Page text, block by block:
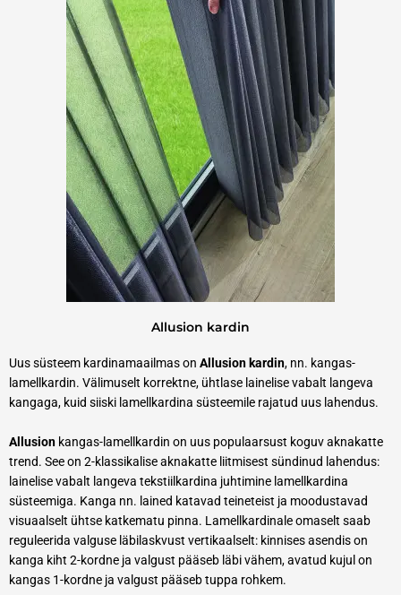
Allusion kardin
Uus süsteem kardinamaailmas on Allusion kardin, nn. kangas-
lamellkardin. Välimuselt korrektne, ühtlase lainelise vabalt langeva
kangaga, kuid siiski lamellkardina süsteemile rajatud uus lahendus.
Allusion kangas-lamellkardin on uus populaarsust koguv aknakatte
trend. See on 2-klassikalise aknakatte liitmisest sündinud lahendus:
lainelise vabalt langeva tekstiilkardina juhtimine lamellkardina
süsteemiga. Kanga nn. lained katavad teineteist ja moodustavad
visuaalselt ühtse katkematu pinna. Lamellkardinale omaselt saab
reguleerida valguse läbilaskvust vertikaalselt: kinnises asendis on
kanga kiht 2-kordne ja valgust pääseb läbi vähem, avatud kujul on
kangas 1-kordne ja valgust pääseb tuppa rohkem.